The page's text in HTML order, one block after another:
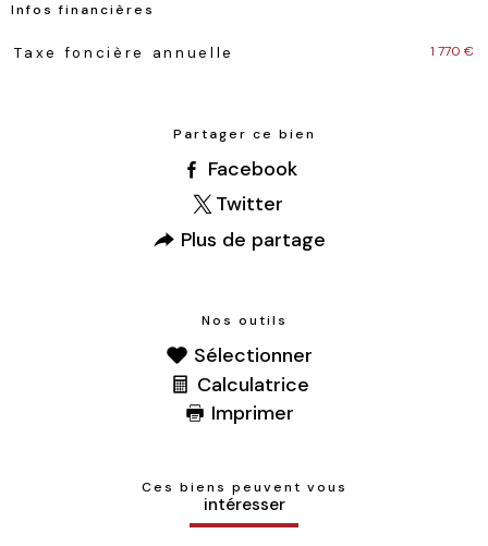
Infos financières
Caractéristiques Valeurs
Taxe foncière annuelle 1 770 €
Partager ce bien
Facebook
Twitter
Plus de partage
Nos outils
Sélectionner
Calculatrice
Imprimer
Ces biens peuvent vous
intéresser